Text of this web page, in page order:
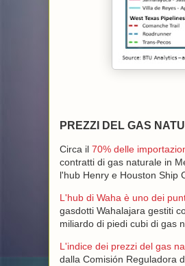
PREZZI DEL GAS
Circa il 70% delle
contratti di gas naturale in
l'hub Henry e Houston Ship
L'hub di Waha è uno dei
gasdotti Wahalajara gestiti
miliardo di piedi cubi di gas
L'indice dei prezzi del gas
dalla Comisión Reguladora